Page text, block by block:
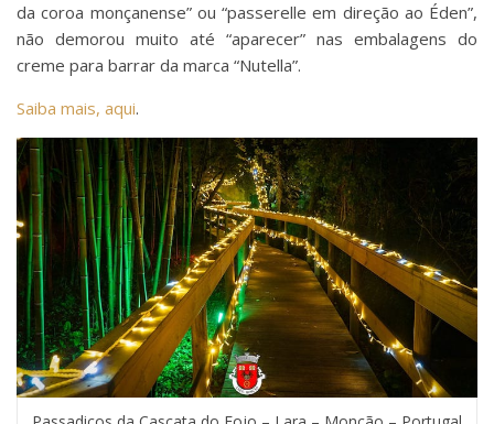
da coroa monçanense” ou “passerelle em direção ao Éden”,
não demorou muito até “aparecer” nas embalagens do
creme para barrar da marca “Nutella”.
Saiba mais, aqui.